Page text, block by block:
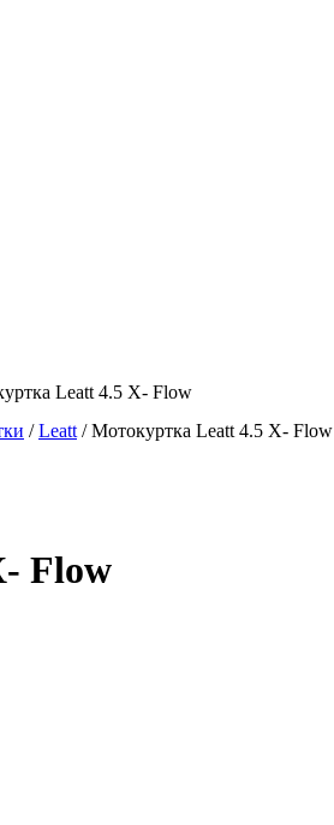
Leatt 4.5 X- Flow
/ Leatt / Мотокуртка Leatt 4.5 X- Flow
Flow